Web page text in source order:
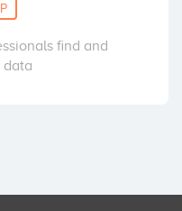
find and
data